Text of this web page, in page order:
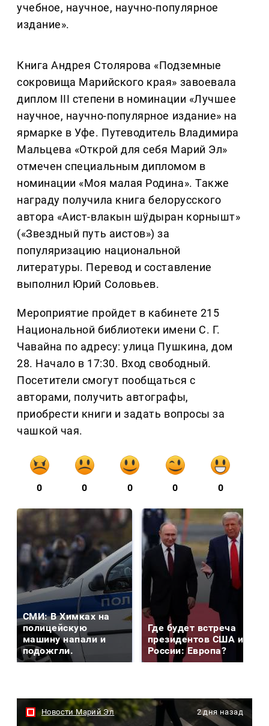
учебное, научное, научно-популярное
издание».
Книга Андрея Столярова «Подземные
сокровища Марийского края» завоевала
диплом III степени в номинации «Лучшее
научное, научно-популярное издание» на
ярмарке в Уфе. Путеводитель Владимира
Мальцева «Открой для себя Марий Эл»
отмечен специальным дипломом в
номинации «Моя малая Родина». Также
награду получила книга белорусского
автора «Аист-влакын шӱдыран корнышт»
(«Звездный путь аистов») за
популяризацию национальной
литературы. Перевод и составление
выполнил Юрий Соловьев.
Мероприятие пройдет в кабинете 215
Национальной библиотеки имени С. Г.
Чавайна по адресу: улица Пушкина, дом
28. Начало в 17:30. Вход свободный.
Посетители смогут пообщаться с
авторами, получить автографы,
приобрести книги и задать вопросы за
чашкой чая.
0 0 0 0 0
СМИ: В Химках на
полицейскую
машину напали и
подожгли.
Где будет встреча
президентов США и
России: Европа?
Новости Марий Эл 2 дня назад